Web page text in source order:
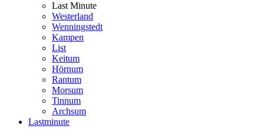
Last Minute
Westerland
Wenningstedt
Kampen
List
Keitum
Hörnum
Rantum
Morsum
Tinnum
Archsum
Lastminute